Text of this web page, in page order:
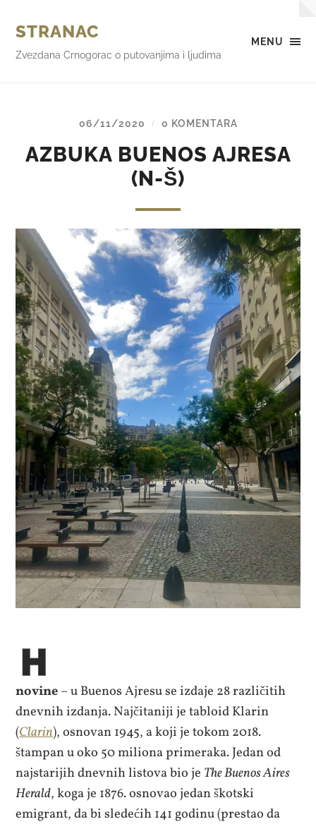
MENU
STRANAC
Zvezdana Crnogorac o putovanjima i ljudima
06/11/2020 / 0 KOMENTARA
AZBUKA BUENOS AJRESA
(N-Š)
novine– u Buenos Ajresu se izdaje 28 različitih
dnevnih izdanja. Najčitaniji je tabloid Klarin
(Clarin), osnovan 1945, a koji je tokom 2018.
štampan u oko 50 miliona primeraka. Jedan od
najstarijih dnevnih listova bio je The Buenos Aires
Herald, koga je 1876. osnovao jedan škotski
emigrant, da bi sledećih 141 godinu (prestao da